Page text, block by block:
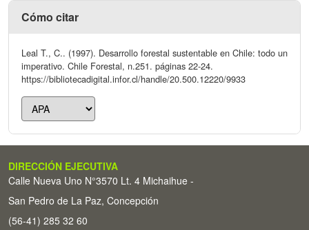
Cómo citar
Leal T., C.. (1997). Desarrollo forestal sustentable en Chile: todo un
imperativo. Chile Forestal, n.251. páginas 22-24.
https://bibliotecadigital.infor.cl/handle/20.500.12220/9933
DIRECCIÓN EJECUTIVA
Calle Nueva Uno N°3570 Lt. 4 Michaihue -
San Pedro de La Paz, Concepción
(56-41) 285 32 60